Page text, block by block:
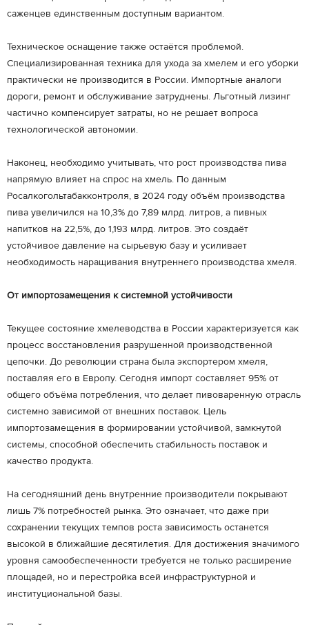
саженцев единственным доступным вариантом.
Техническое оснащение также остаётся проблемой.
Специализированная техника для ухода за хмелем и его уборки
практически не производится в России. Импортные аналоги
дороги, ремонт и обслуживание затруднены. Льготный лизинг
частично компенсирует затраты, но не решает вопроса
технологической автономии.
Наконец, необходимо учитывать, что рост производства пива
напрямую влияет на спрос на хмель. По данным
Росалкогольтабакконтроля, в 2024 году объём производства
пива увеличился на 10,3% до 7,89 млрд. литров, а пивных
напитков на 22,5%, до 1,193 млрд. литров. Это создаёт
устойчивое давление на сырьевую базу и усиливает
необходимость наращивания внутреннего производства хмеля.
От импортозамещения к системной устойчивости
Текущее состояние хмелеводства в России характеризуется как
процесс восстановления разрушенной производственной
цепочки. До революции страна была экспортером хмеля,
поставляя его в Европу. Сегодня импорт составляет 95% от
общего объёма потребления, что делает пивоваренную отрасль
системно зависимой от внешних поставок. Цель
импортозамещения в формировании устойчивой, замкнутой
системы, способной обеспечить стабильность поставок и
качество продукта.
На сегодняшний день внутренние производители покрывают
лишь 7% потребностей рынка. Это означает, что даже при
сохранении текущих темпов роста зависимость останется
высокой в ближайшие десятилетия. Для достижения значимого
уровня самообеспеченности требуется не только расширение
площадей, но и перестройка всей инфраструктурной и
институциональной базы.